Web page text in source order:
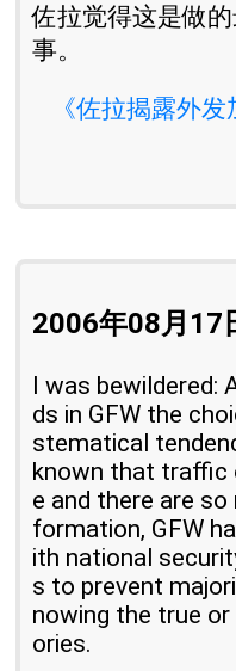
佐拉觉得这是做
事。
《佐拉揭露外
2006年08月17
I was bewildered:
ds in GFW the
stematical
known that traffic
e and there are
formation, GFW
ith national
s to prevent
nowing the true
ories.